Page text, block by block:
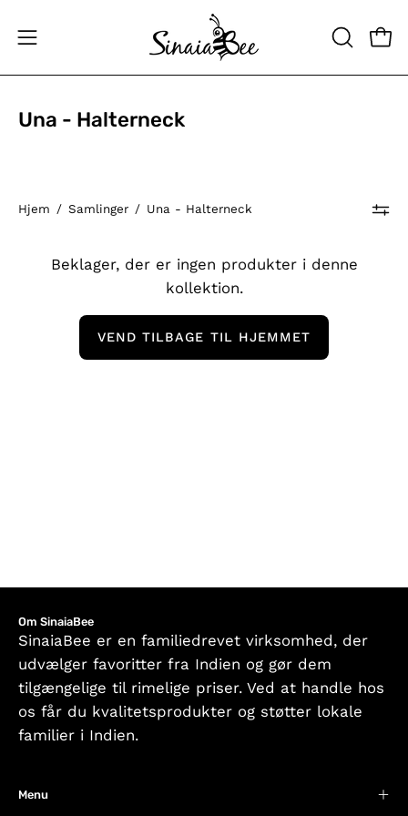
Åbn
navigationsmenuen
ÅBN
Una - Halterneck
Hjem / Samlinger / Una - Halterneck
Beklager, der er ingen produkter i denne
kollektion.
VEND TILBAGE TIL HJEMMET
Om SinaiaBee
SinaiaBee er en familiedrevet virksomhed, der
udvælger favoritter fra Indien og gør dem
tilgængelige til rimelige priser. Ved at handle hos
os får du kvalitetsprodukter og støtter lokale
familier i Indien.
Menu